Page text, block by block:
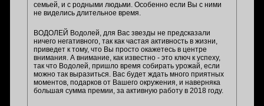
семьей, и с родными людьми. Особенно если Вы с ними
не виделись длительное время.
ВОДОЛЕЙ Водолей, для Вас звезды не предсказали
ничего негативного, так как частая активность в жизни,
приведет к тому, что Вы просто окажетесь в центре
внимания. А внимание, как известно - это ключ к успеху,
так что Водолей, пришло время собирать урожай, если
можно так выразиться. Вас будет ждать много приятных
моментов, подарков от Вашего окружения, и наверняка
большая сумма премии, за активную работу в 2018 году.